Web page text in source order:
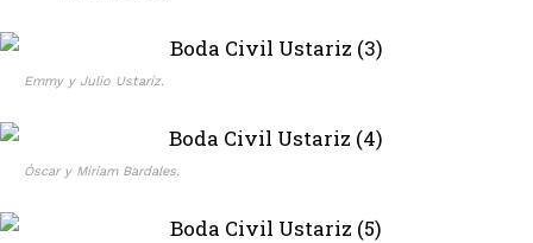
Emmy y Julio Ustaríz.
Óscar y Miriam Bardales.